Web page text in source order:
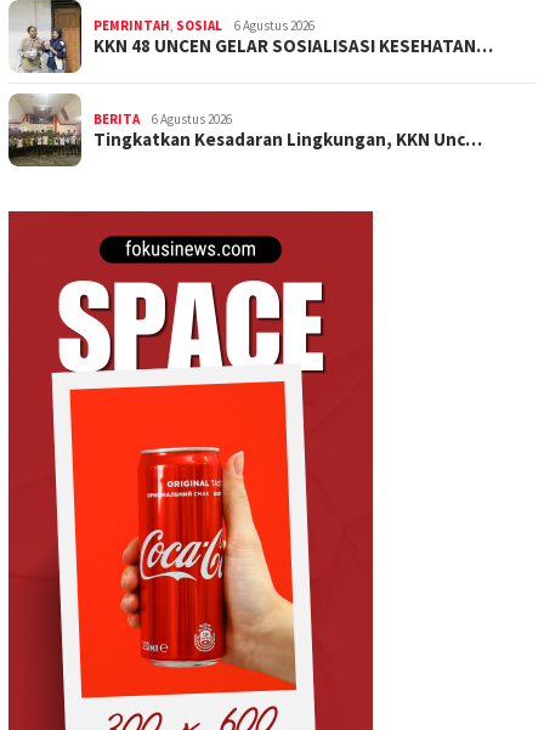
PEMRINTAH SOSIAL 6 Agustus 2026
KKN 48 UNCEN GELAR SOSIALISASI KESEHATAN…
BERITA 6 Agustus 2026
Tingkatkan Kesadaran Lingkungan, KKN Unc…